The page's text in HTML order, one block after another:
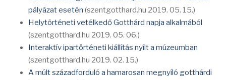
pályázat esetén (szentgotthard.hu 2019. 05. 15.)
Helytörténeti vetélkedő Gotthárd napja alkalmából
(szentgotthard.hu 2019. 05. 06.)
Interaktív ipartörténeti kiállítás nyílt a múzeumban
(szentgotthard.hu 2019. 02. 15.)
A múlt századforduló a hamarosan megnyíló gotthárdi